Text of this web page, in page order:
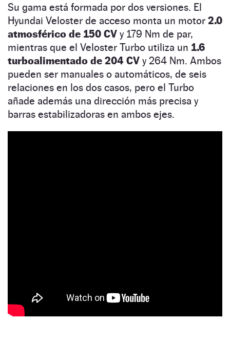
Su gama está formada por dos versiones. El
Hyundai Veloster de acceso monta un motor 2.0
atmosférico de 150 CV y 179 Nm de par,
mientras que el Veloster Turbo utiliza un 1.6
turboalimentado de 204 CV y 264 Nm. Ambos
pueden ser manuales o automáticos, de seis
relaciones en los dos casos, pero el Turbo
añade además una dirección más precisa y
barras estabilizadoras en ambos ejes.